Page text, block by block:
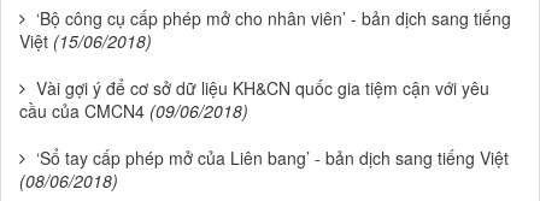
‘Bộ công cụ cấp phép mở cho nhân viên’ - bản dịch sang tiếng
Việt (15/06/2018)
Vài gợi ý để cơ sở dữ liệu KH&CN quốc gia tiệm cận với yêu
cầu của CMCN4 (09/06/2018)
‘Sổ tay cấp phép mở của Liên bang’ - bản dịch sang tiếng Việt
(08/06/2018)